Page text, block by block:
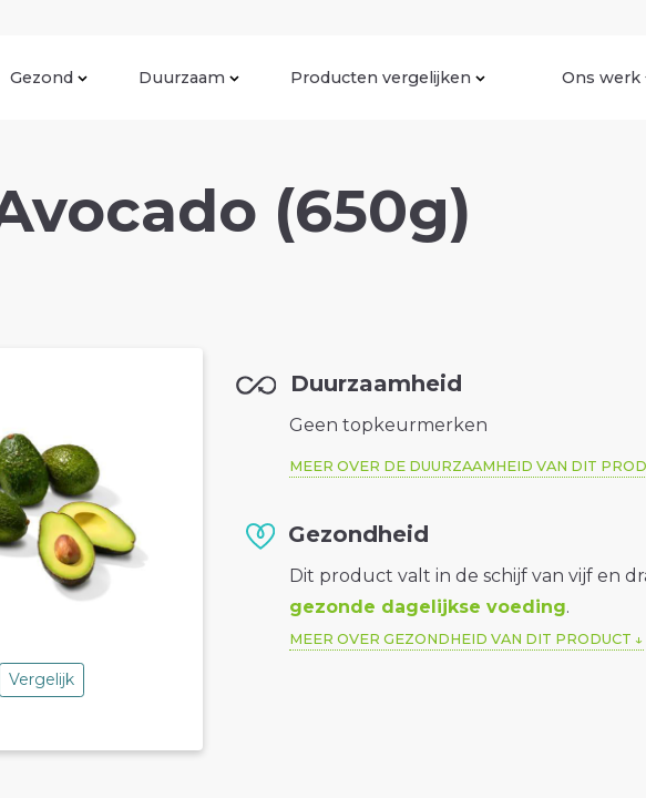
Gezond Duurzaam Producten vergelijken Ons werk
(650g)
Vergelijk
Duurzaamheid
Geen topkeurmerken
MEER OVER DE DUURZAAMHEID VAN DIT
Gezondheid
Dit product valt in de schijf van vijf en
gezonde dagelijkse voeding.
MEER OVER GEZONDHEID VAN DIT PRODUCT